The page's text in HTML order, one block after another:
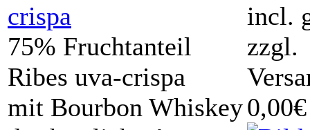
75% Fruchtanteil
Ribes uva-crispa
mit Bourbon Whiskey
incl.
zzgl.
0,00€